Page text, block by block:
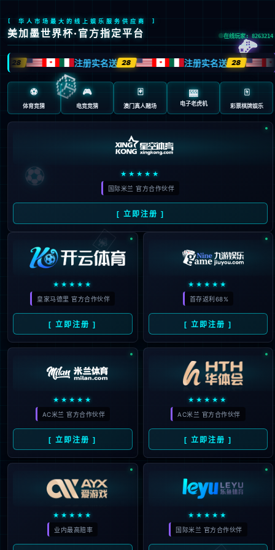
MKSPORT集团官网后台管理系统
系统登录



立即登陆